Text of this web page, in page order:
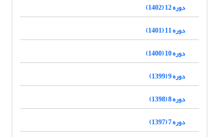
دوره 12 (1402)
دوره 11 (1401)
دوره 10 (1400)
دوره 9 (1399)
دوره 8 (1398)
دوره 7 (1397)